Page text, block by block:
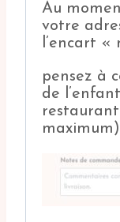
Au
votre
l’encart «
pensez à
de
maximum)